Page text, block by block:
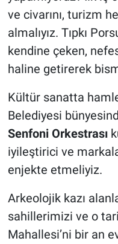
ve civarını, turizm
almalıyız. Tıpkı
kendine çeken,
haline getirerek
Kültür sanatta
Belediyesi
Senfoni Orkestrası
iyileştirici ve
enjekte etmeliyiz.
Arkeolojik kazı
sahillerimizi ve o
Mahallesi’ni bir an